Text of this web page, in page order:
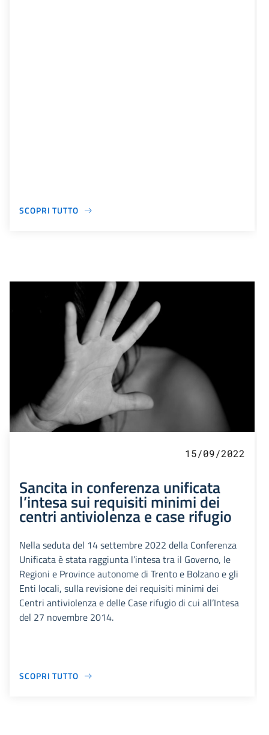
SCOPRI TUTTO
15/09/2022
Sancita in conferenza unificata
l’intesa sui requisiti minimi dei
centri antiviolenza e case rifugio
Nella seduta del 14 settembre 2022 della Conferenza
Unificata è stata raggiunta l’intesa tra il Governo, le
Regioni e Province autonome di Trento e Bolzano e gli
Enti locali, sulla revisione dei requisiti minimi dei
Centri antiviolenza e delle Case rifugio di cui all’Intesa
del 27 novembre 2014.
SCOPRI TUTTO